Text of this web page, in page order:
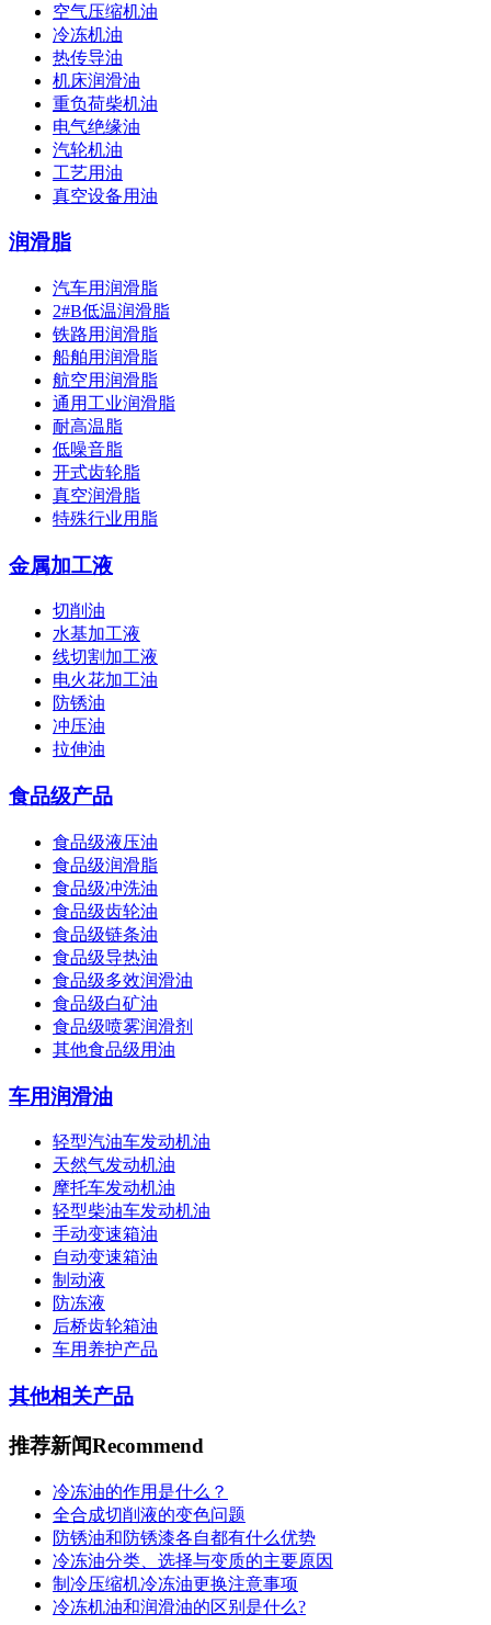
空气压缩机油
冷冻机油
热传导油
机床润滑油
重负荷柴机油
电气绝缘油
汽轮机油
工艺用油
真空设备用油
润滑脂
汽车用润滑脂
2#B低温润滑脂
铁路用润滑脂
船舶用润滑脂
航空用润滑脂
通用工业润滑脂
耐高温脂
低噪音脂
开式齿轮脂
真空润滑脂
特殊行业用脂
金属加工液
切削油
水基加工液
线切割加工液
电火花加工油
防锈油
冲压油
拉伸油
食品级产品
食品级液压油
食品级润滑脂
食品级冲洗油
食品级齿轮油
食品级链条油
食品级导热油
食品级多效润滑油
食品级白矿油
食品级喷雾润滑剂
其他食品级用油
车用润滑油
轻型汽油车发动机油
天然气发动机油
摩托车发动机油
轻型柴油车发动机油
手动变速箱油
自动变速箱油
制动液
防冻液
后桥齿轮箱油
车用养护产品
其他相关产品
推荐新闻Recommend
冷冻油的作用是什么？
全合成切削液的变色问题
防锈油和防锈漆各自都有什么优势
冷冻油分类、选择与变质的主要原因
制冷压缩机冷冻油更换注意事项
冷冻机油和润滑油的区别是什么?